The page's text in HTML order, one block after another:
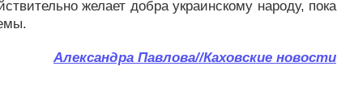
желает добра украинскому народу, пока
Александра Павлова//Каховские новости